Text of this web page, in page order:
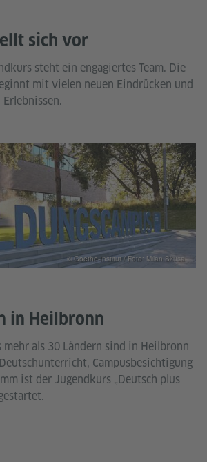
sich vor
steht ein engagiertes Team. Die
mit vielen neuen Eindrücken und
in Heilbronn
mehr als 30 Ländern sind in Heilbronn
Campusbesichtigung
ist der Jugendkurs „Deutsch plus
© Goethe-Institut / Foto: Milan Skusa